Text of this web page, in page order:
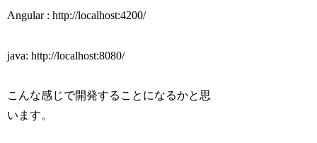
Angular : http://localhost:4200/
java: http://localhost:8080/
こんな感じで開発することになるかと思
います。